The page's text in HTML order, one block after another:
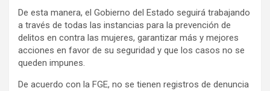
De esta manera, el Gobierno del Estado seguirá trabajando
a través de todas las instancias para la prevención de
delitos en contra las mujeres, garantizar más y mejores
acciones en favor de su seguridad y que los casos no se
queden impunes.
De acuerdo con la FGE, no se tienen registros de denuncia